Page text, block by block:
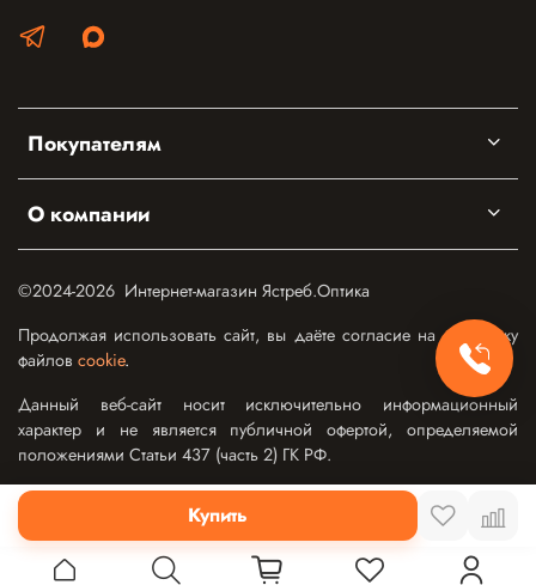
Купить
Покупателям
О компании
©2024-2026 Интернет-магазин Ястреб.Оптика
Продолжая использовать сайт, вы даёте согласие на обработку
файлов cookie.
Данный веб-сайт носит исключительно информационный
характер и не является публичной офертой, определяемой
положениями Статьи 437 (часть 2) ГК РФ.